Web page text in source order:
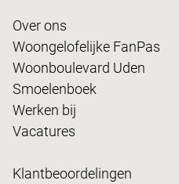
Over ons
Woongelofelijke FanPas
Woonboulevard Uden
Smoelenboek
Werken bij
Vacatures
Klantbeoordelingen